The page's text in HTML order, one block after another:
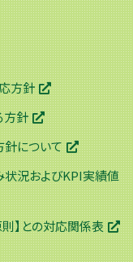
方針
方針
について
状況およびKPI実績値
】との対応関係表